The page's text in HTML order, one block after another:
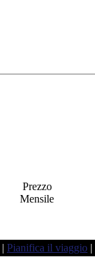
Prezzo
Mensile
| Pianifica il viaggio |